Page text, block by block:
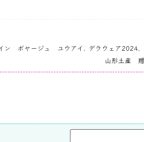
ン ボヤージュ ユウアイ , デラウェア2024,
山形土産